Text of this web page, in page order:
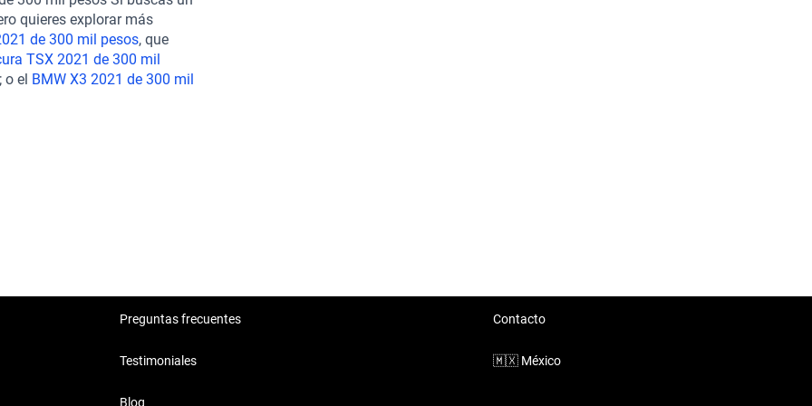
es completamente en
solo eso, sino que nuestro
garantía extendida para tu
considera también el
de 300 mil pesos
quieres explorar más
de 300 mil pesos, que
TSX 2021 de 300 mil
o el BMW X3 2021 de 300 mil
manejo dinámica. Estas
Preguntas frecuentes
Testimoniales
Blog
Contacto
🇲🇽 México